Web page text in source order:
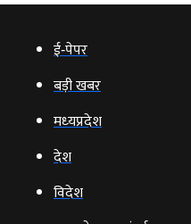
ई‑पेपर
बड़ी खबर
मध्‍यप्रदेश
देश
विदेश